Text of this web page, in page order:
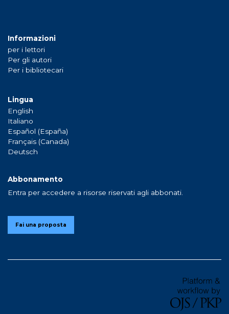
Informazioni
per i lettori
Per gli autori
Per i bibliotecari
Lingua
English
Italiano
Español (España)
Français (Canada)
Deutsch
Abbonamento
Entra per accedere a risorse riservati agli abbonati.
Fai una proposta